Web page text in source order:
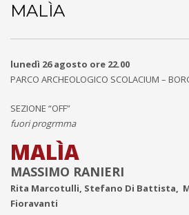
MALÌA
lunedì 26 agosto ore 22.00
PARCO ARCHEOLOGICO SCOLACIUM –
SEZIONE “OFF”
fuori progrmma
MALÌA
MASSIMO RANIERI
Rita Marcotulli, Stefano Di Battista,
Fioravanti